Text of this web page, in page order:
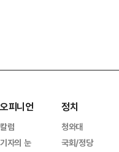
오피니언
칼럼
기자의 눈
정치
청와대
국회/정당